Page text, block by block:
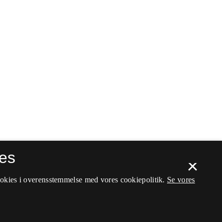
×
i overensstemmelse med vores cookiepolitik. Se vores